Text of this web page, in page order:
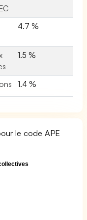
4.7 %
1.5 %
1.4 %
le code APE